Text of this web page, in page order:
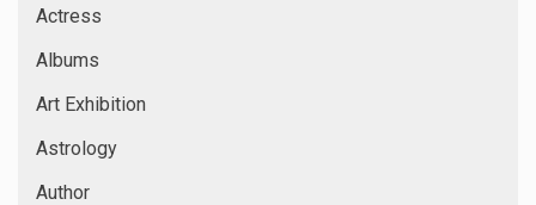
Actress
Albums
Art Exhibition
Astrology
Author